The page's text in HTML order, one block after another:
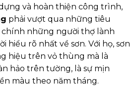
và hoàn thiện công trình,
phải vượt qua những tiêu
những người thợ lành
hiểu rõ nhất về sơn. Với họ, sơn
hiệu trên vỏ thùng mà là
hảo trên tường, là sự mịn
màu theo năm tháng.